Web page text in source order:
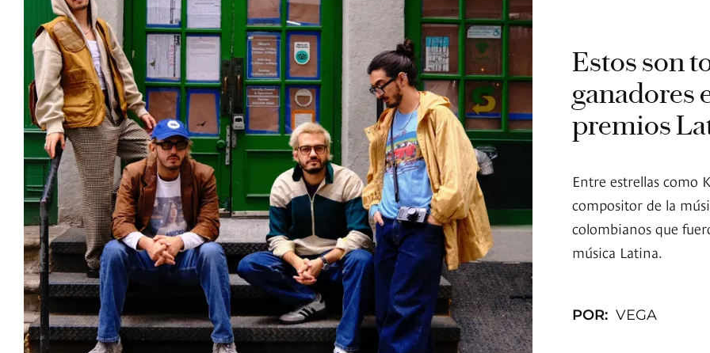
Estos son
ganadores
premios
Entre estrellas como
compositor de la
colombianos que
música Latina.
POR: VEGA